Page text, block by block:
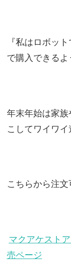
『私はロボッ
で購入できるよ
年末年始は家
こしてワイワイ
こちらから注文
マクアケスト
売ページ